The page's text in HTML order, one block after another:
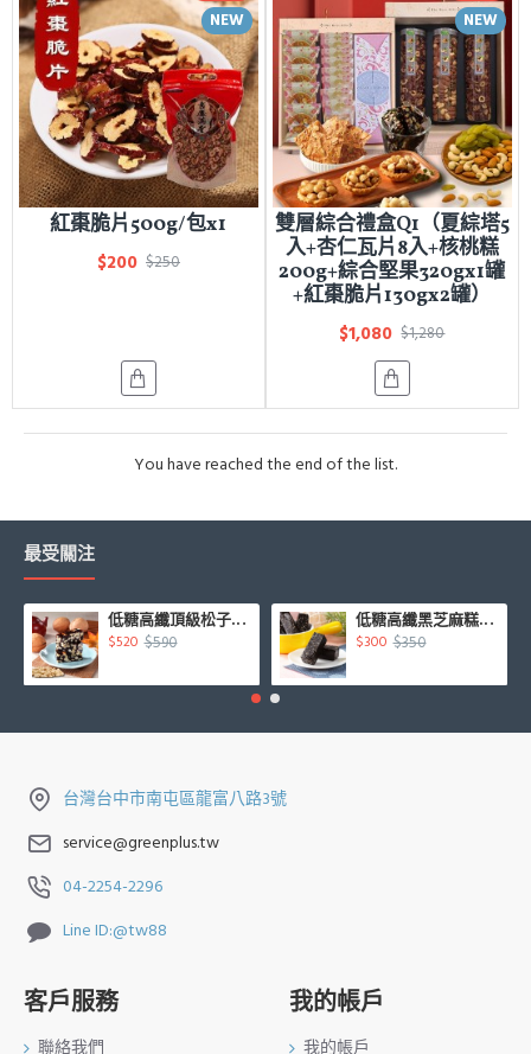
NEW
紅棗脆片500g/包x1
$200 $250
NEW
雙層綜合禮盒Q1（夏綜塔5
入+杏仁瓦片8入+核桃糕
200g+綜合堅果320gx1罐
+紅棗脆片130gx2罐）
$1,080 $1,280
You have reached the end of the list.
最受關注
低糖高纖頂級松子核桃糕450g/盒
$520 $590
低糖高纖黑芝麻糕500g/盒
$300 $350
台灣台中市南屯區龍富八路3號
service@greenplus.tw
04-2254-2296
Line ID:@tw88
客戶服務
聯絡我們
我的帳戶
我的帳戶